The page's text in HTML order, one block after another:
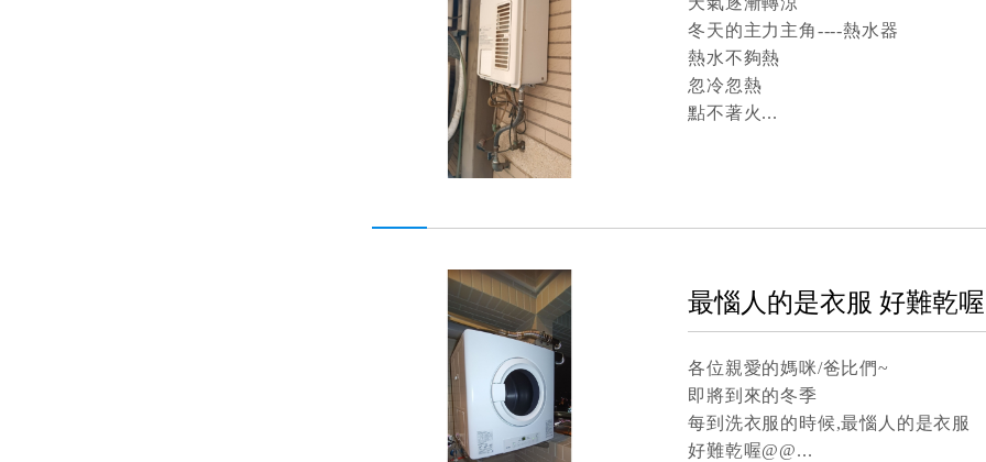
冬天的主力主角----熱水器
熱水不夠熱
忽冷忽熱
點不著火
最惱人的是衣服 好難乾喔
各位親愛的媽咪/爸比們~
即將到來的冬季
每到洗衣服的時候,最惱人的是衣服
好難乾喔@@